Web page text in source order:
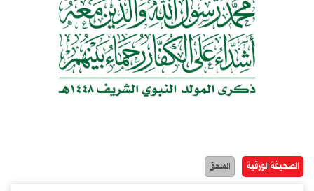
الصحيفة الورقية الملحق